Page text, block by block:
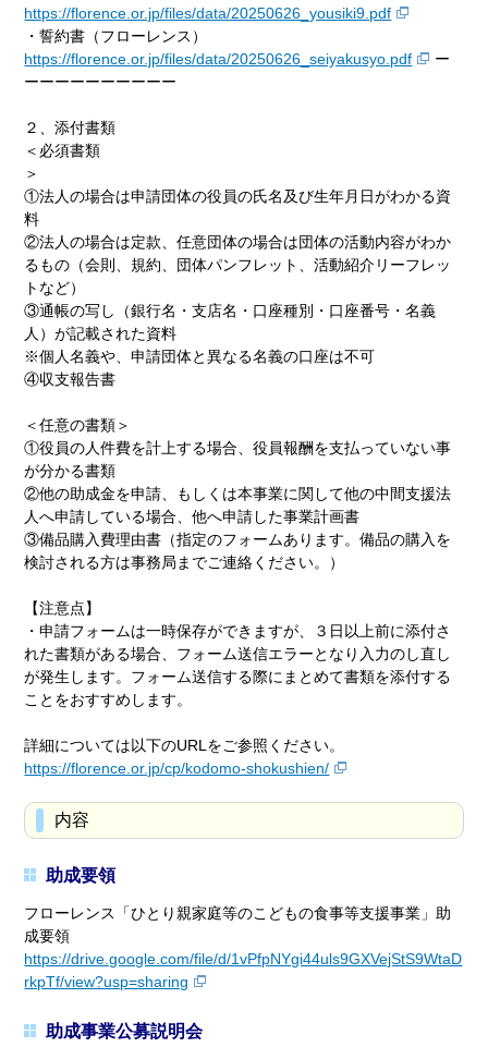
https://florence.or.jp/files/data/20250626_yousiki9.pdf
・誓約書（フローレンス）
https://florence.or.jp/files/data/20250626_seiyakusyo.pdf
ー
ーーーーーーーーーー
２、添付書類
＜必須書類
①法人の場合は申請団体の役員の氏名及び生年月日がわかる資
料
②法人の場合は定款、任意団体の場合は団体の活動内容がわか
るもの（会則、規約、団体パンフレット、活動紹介リーフレッ
トなど）
③通帳の写し（銀行名・支店名・口座種別・口座番号・名義
人）が記載された資料
※個人名義や、申請団体と異なる名義の口座は不可
④収支報告書
＜任意の書類＞
①役員の人件費を計上する場合、役員報酬を支払っていない事
が分かる書類
②他の助成金を申請、もしくは本事業に関して他の中間支援法
人へ申請している場合、他へ申請した事業計画書
③備品購入費理由書（指定のフォームあります。備品の購入を
検討される方は事務局までご連絡ください。）
【注意点】
・申請フォームは一時保存ができますが、３日以上前に添付さ
れた書類がある場合、フォーム送信エラーとなり入力のし直し
が発生します。フォーム送信する際にまとめて書類を添付する
ことをおすすめします。
詳細については以下のURLをご参照ください。
https://florence.or.jp/cp/kodomo-shokushien/
内容
助成要領
フローレンス「ひとり親家庭等のこどもの食事等支援事業」助
成要領
https://drive.google.com/file/d/1vPfpNYgi44uls9GXVejStS9WtaD
rkpTf/view?usp=sharing
助成事業公募説明会